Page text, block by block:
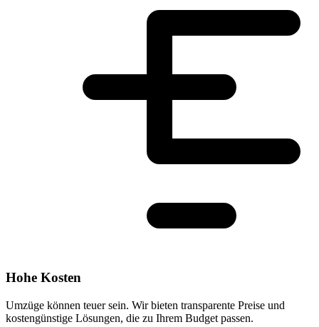
Hohe Kosten
Umzüge können teuer sein. Wir bieten transparente Preise und
kostengünstige Lösungen, die zu Ihrem Budget passen.